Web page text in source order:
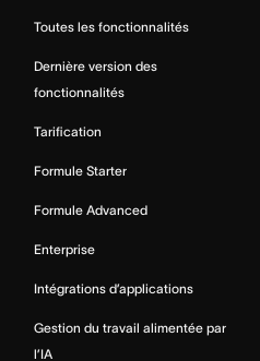
Toutes les fonctionnalités
Dernière version des
fonctionnalités
Tarification
Formule Starter
Formule Advanced
Enterprise
Intégrations d’applications
Gestion du travail alimentée par
l’IA